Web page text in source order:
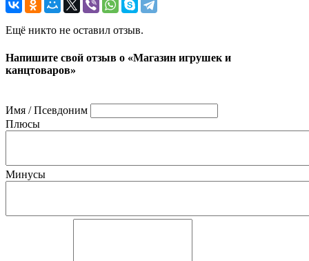
Ещё никто не оставил отзыв.
Напишите свой отзыв о «Магазин игрушек и
канцтоваров»
Имя / Псевдоним
Плюсы
Минусы